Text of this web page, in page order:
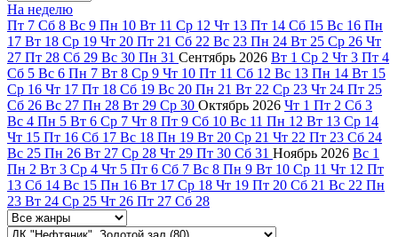
На неделю
Пт 7 Сб 8 Вс 9 Пн 10 Вт 11 Ср 12 Чт 13 Пт 14 Сб 15 Вс 16 Пн
17 Вт 18 Ср 19 Чт 20 Пт 21 Сб 22 Вс 23 Пн 24 Вт 25 Ср 26 Чт
27 Пт 28 Сб 29 Вс 30 Пн 31 Сентябрь 2026 Вт 1 Ср 2 Чт 3 Пт 4
Сб 5 Вс 6 Пн 7 Вт 8 Ср 9 Чт 10 Пт 11 Сб 12 Вс 13 Пн 14 Вт 15
Ср 16 Чт 17 Пт 18 Сб 19 Вс 20 Пн 21 Вт 22 Ср 23 Чт 24 Пт 25
Сб 26 Вс 27 Пн 28 Вт 29 Ср 30 Октябрь 2026 Чт 1 Пт 2 Сб 3
Вс 4 Пн 5 Вт 6 Ср 7 Чт 8 Пт 9 Сб 10 Вс 11 Пн 12 Вт 13 Ср 14
Чт 15 Пт 16 Сб 17 Вс 18 Пн 19 Вт 20 Ср 21 Чт 22 Пт 23 Сб 24
Вс 25 Пн 26 Вт 27 Ср 28 Чт 29 Пт 30 Сб 31 Ноябрь 2026 Вс 1
Пн 2 Вт 3 Ср 4 Чт 5 Пт 6 Сб 7 Вс 8 Пн 9 Вт 10 Ср 11 Чт 12 Пт
13 Сб 14 Вс 15 Пн 16 Вт 17 Ср 18 Чт 19 Пт 20 Сб 21 Вс 22 Пн
23 Вт 24 Ср 25 Чт 26 Пт 27 Сб 28